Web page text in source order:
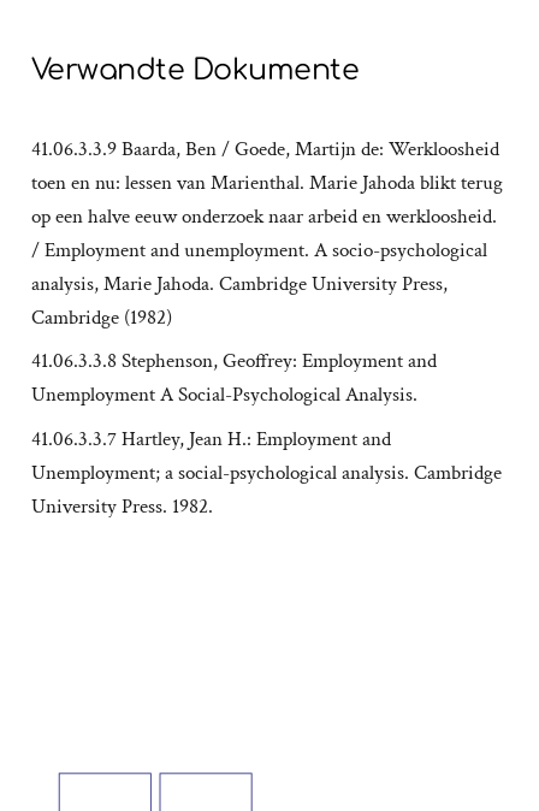
Verwandte Dokumente
41.06.3.3.9 Baarda, Ben / Goede, Martijn de: Werkloosheid
toen en nu: lessen van Marienthal. Marie Jahoda blikt terug
op een halve eeuw onderzoek naar arbeid en werkloosheid.
/ Employment and unemployment. A socio-psychological
analysis, Marie Jahoda. Cambridge University Press,
Cambridge (1982)
41.06.3.3.8 Stephenson, Geoffrey: Employment and
Unemployment A Social-Psychological Analysis.
41.06.3.3.7 Hartley, Jean H.: Employment and
Unemployment; a social-psychological analysis. Cambridge
University Press. 1982.